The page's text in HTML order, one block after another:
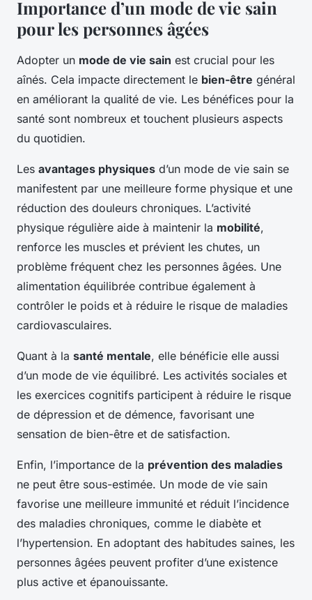
Importance d’un mode de vie sain
pour les personnes âgées
Adopter un mode de vie sain est crucial pour les
aînés. Cela impacte directement le bien-être général
en améliorant la qualité de vie. Les bénéfices pour la
santé sont nombreux et touchent plusieurs aspects
du quotidien.
Les avantages physiques d’un mode de vie sain se
manifestent par une meilleure forme physique et une
réduction des douleurs chroniques. L’activité
physique régulière aide à maintenir la mobilité,
renforce les muscles et prévient les chutes, un
problème fréquent chez les personnes âgées. Une
alimentation équilibrée contribue également à
contrôler le poids et à réduire le risque de maladies
cardiovasculaires.
Quant à la santé mentale, elle bénéficie elle aussi
d’un mode de vie équilibré. Les activités sociales et
les exercices cognitifs participent à réduire le risque
de dépression et de démence, favorisant une
sensation de bien-être et de satisfaction.
Enfin, l’importance de la prévention des maladies
ne peut être sous-estimée. Un mode de vie sain
favorise une meilleure immunité et réduit l’incidence
des maladies chroniques, comme le diabète et
l’hypertension. En adoptant des habitudes saines, les
personnes âgées peuvent profiter d’une existence
plus active et épanouissante.